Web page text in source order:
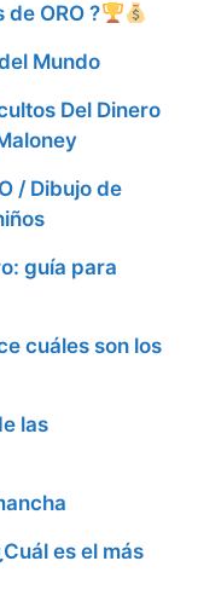
de ORO ?
Mundo
Del Dinero
/ Dibujo de
guía para
cuáles son los
las
es el más